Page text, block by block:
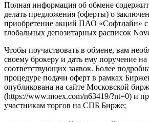
Полная информация об обмене
делать предложения (оферты) о
приобретение акций ПАО «Софтлайн» с
глобальных депозитарных расписок
Чтобы поучаствовать в обмене, вам
своему брокеру и дать ему поручение на
соответствующих заявок. Более
процедуре подачи оферт в рамках
опубликована на сайте Московской
(https://www.moex.com/n63419/?nt=0) и
участникам торгов на СПБ Бирже;